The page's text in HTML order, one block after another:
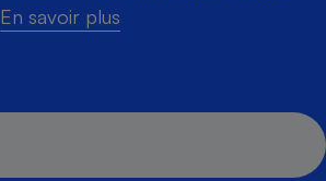
En savoir plus